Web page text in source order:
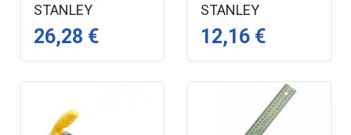
STANLEY
26,28 €
STANLEY
12,16 €